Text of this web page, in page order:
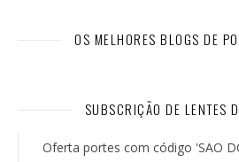
OS MELHORES BLOGS DE
SUBSCRIÇÃO DE LENTES
Oferta portes com código 'SAO